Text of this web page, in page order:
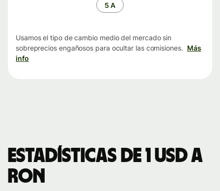
5 A
Usamos el tipo de cambio medio del mercado sin
sobreprecios engañosos para ocultar las comisiones. Más
info
Estadísticas de 1 USD a
RON